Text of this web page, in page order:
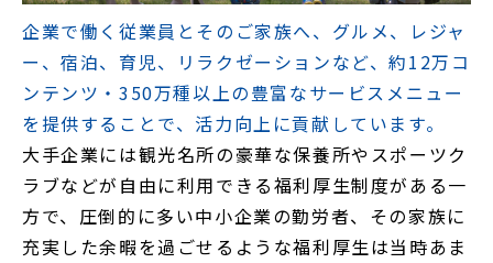
企業で働く従業員とそのご家族へ、グルメ、レジャ
ー、宿泊、育児、リラクゼーションなど、約12万コ
ンテンツ・350万種以上の豊富なサービスメニュー
を提供することで、活力向上に貢献しています。
大手企業には観光名所の豪華な保養所やスポーツク
ラブなどが自由に利用できる福利厚生制度がある一
方で、圧倒的に多い中小企業の勤労者、その家族に
充実した余暇を過ごせるような福利厚生は当時あま